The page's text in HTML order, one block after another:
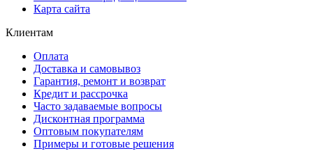
Карта сайта
Клиентам
Оплата
Доставка и самовывоз
Гарантия, ремонт и возврат
Кредит и рассрочка
Часто задаваемые вопросы
Дисконтная программа
Оптовым покупателям
Примеры и готовые решения